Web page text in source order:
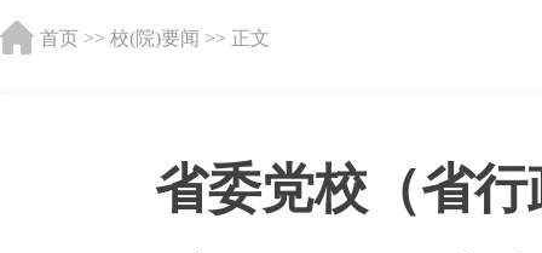
首页 >> 校(院)要闻 >> 正文
省委党校（省